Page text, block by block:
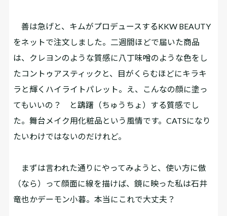
善は急げと、キムがプロデュースするKKW BEAUTY
をネットで注文しました。二週間ほどで届いた商品
は、クレヨンのような質感に八丁味噌のような色をし
たコントゥアスティックと、目がくらむほどにキラキ
ラと輝くハイライトパレット。え、こんなの顔に塗っ
てもいいの？ と躊躇（ちゅうちょ）する質感でし
た。舞台メイク用化粧品という風情です。CATSになり
たいわけではないのだけれど。
まずは言われた通りにやってみようと、使い方に倣
（なら）って顔面に線を描けば、鏡に映った私は石井
竜也かデーモン小暮。本当にこれで大丈夫？